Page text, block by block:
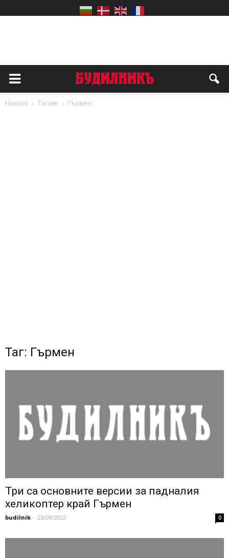
Начало Тагове Гърмен
Таг: Гърмен
Три са основните версии за падналия
хеликоптер край Гърмен
budilnik - 23/09/2023 0